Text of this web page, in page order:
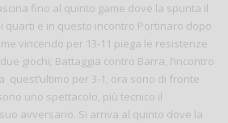
fino al quinto game dove la spunta il
quarti e in questo incontro Portinaro dopo
vincendo per 13-11 piega le resistenze
giochi; Battaggia contro Barra, l’incontro
quest’ultimo per 3-1; ora sono di fronte
uno spettacolo, più tecnico il
avversario. Si arriva al quinto dove la